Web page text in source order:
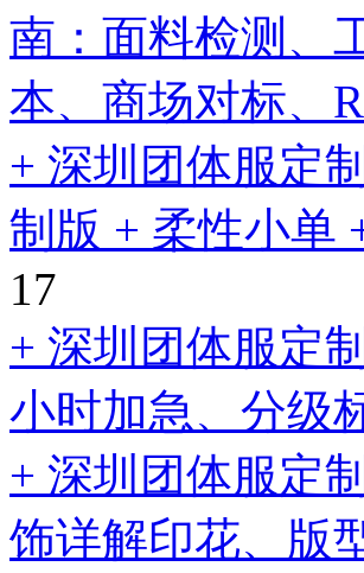
南：面料检测、
本、商场对标、
+ 深圳团体服定
制版 + 柔性小单
17
+ 深圳团体服定
小时加急、分级
+ 深圳团体服定
饰详解印花、版